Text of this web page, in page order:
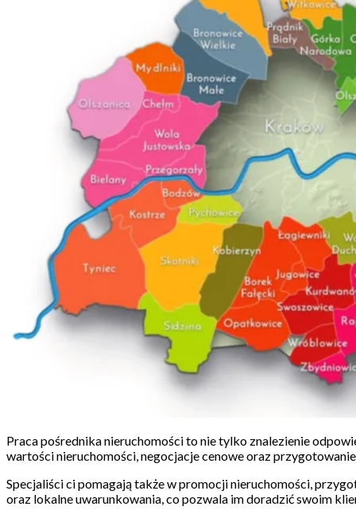
Praca pośrednika nieruchomości to nie tylko znalezienie
wartości nieruchomości, negocjacje cenowe oraz
Specjaliści ci pomagają także w promocji nieruchomości,
oraz lokalne uwarunkowania, co pozwala im doradzić swoim